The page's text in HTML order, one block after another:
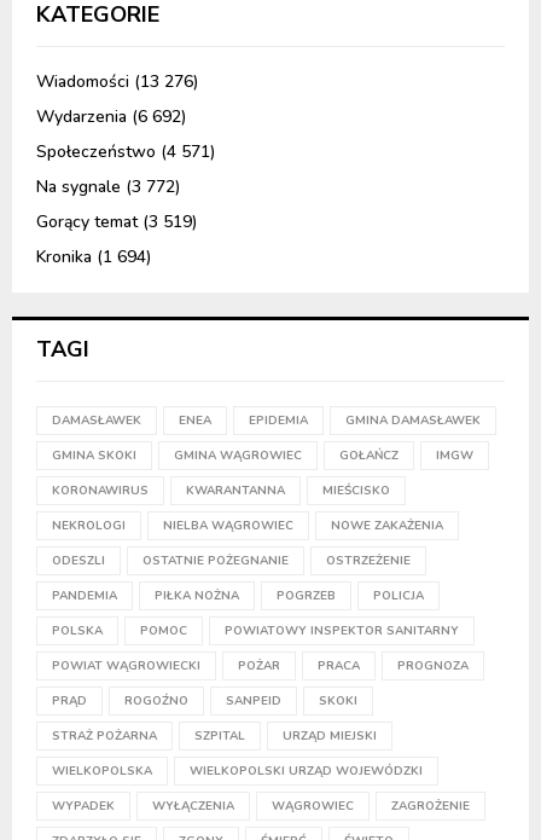
KATEGORIE
Wiadomości (13 276)
Wydarzenia (6 692)
Społeczeństwo (4 571)
Na sygnale (3 772)
Gorący temat(3 519)
Kronika (1 694)
TAGI
DAMASŁAWEK ENEA EPIDEMIA GMINA DAMASŁAWEK
GMINA SKOKI GMINA WĄGROWIEC GOŁAŃCZ IMGW
KORONAWIRUS KWARANTANNA MIEŚCISKO
NEKROLOGI NIELBA WĄGROWIEC NOWE ZAKAŻENIA
ODESZLI OSTATNIE POŻEGNANIE OSTRZEŻENIE
PANDEMIA PIŁKA NOŻNA POGRZEB POLICJA
POLSKA POMOC POWIATOWY INSPEKTOR SANITARNY
POWIAT WĄGROWIECKI POŻAR PRACA PROGNOZA
PRĄD ROGOŹNO SANPEID SKOKI
STRAŻ POŻARNA SZPITAL URZĄD MIEJSKI
WIELKOPOLSKA WIELKOPOLSKI URZĄD WOJEWÓDZKI
WYPADEK WYŁĄCZENIA WĄGROWIEC ZAGROŻENIE